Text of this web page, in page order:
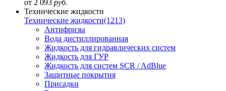
от 2 093 руб.
Технические жидкости
Технические жидкости(1213)
Антифризы
Вода дистиллированная
Жидкость для гидравлических систем
Жидкость для ГУР
Жидкость для систем SCR / AdBlue
Защитные покрытия
Присадки